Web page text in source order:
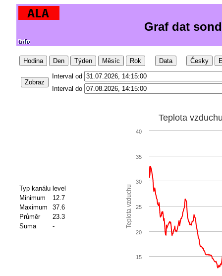
Graf dat
Hodina Den Týden Měsíc Rok Data Česky
Zobraz
Interval od
Interval do
Typ kanálu level
Minimum
12.7
Maximum
37.6
Průměr
23.3
Suma
- Teplota vzduchu
Teplota
15
20
25
30
35
40